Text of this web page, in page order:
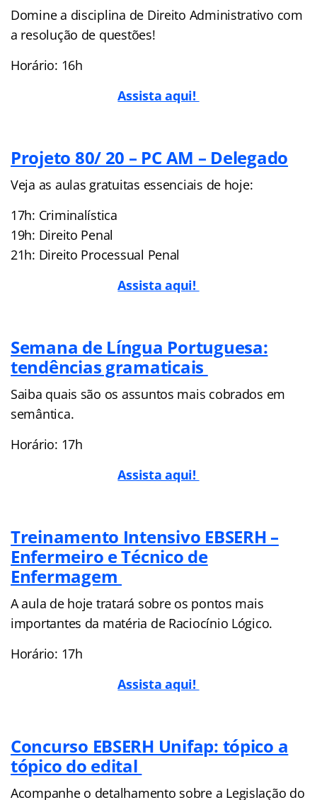
Domine a disciplina de Direito Administrativo com
a resolução de questões!
Horário: 16h
Assista aqui!
Projeto 80/ 20 – PC AM – Delegado
Veja as aulas gratuitas essenciais de hoje:
17h: Criminalística
19h: Direito Penal
21h: Direito Processual Penal
Assista aqui!
Semana de Língua Portuguesa:
tendências gramaticais
Saiba quais são os assuntos mais cobrados em
semântica.
Horário: 17h
Assista aqui!
Treinamento Intensivo EBSERH –
Enfermeiro e Técnico de
Enfermagem
A aula de hoje tratará sobre os pontos mais
importantes da matéria de Raciocínio Lógico.
Horário: 17h
Assista aqui!
Concurso EBSERH Unifap: tópico a
tópico do edital
Acompanhe o detalhamento sobre a Legislação do